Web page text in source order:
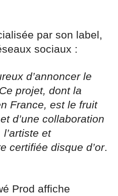
par son label,
sociaux :
d’annoncer le
projet, dont la
France, est le fruit
d’une collaboration
et
certifiée disque d’or.
Prod affiche